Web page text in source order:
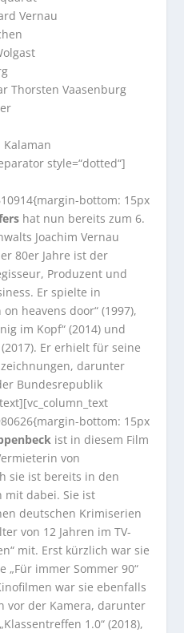
Vernau
Thorsten Vaasenburg
Kalaman
style=“dotted“]
bottom: 15px
hat nun bereits zum 6.
Joachim Vernau
80er Jahre ist der
Produzent und
Er spielte in
heavens door“ (1997),
im Kopf“ (2014) und
Er erhielt für seine
darunter
Bundesrepublik
bottom: 15px
ist in diesem Film
von
sie ist bereits in den
mit dabei. Sie ist
deutschen Krimiserien
von 12 Jahren im TV-
mit. Erst kürzlich war sie
„Für immer Sommer 90“
war sie ebenfalls
vor der Kamera, darunter
1.0“ (2018),